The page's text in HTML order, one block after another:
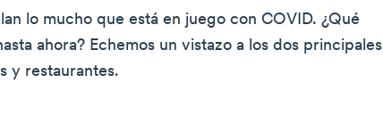
lo mucho que está en juego con COVID. ¿Qué
ahora? Echemos un vistazo a los dos principales
y restaurantes.